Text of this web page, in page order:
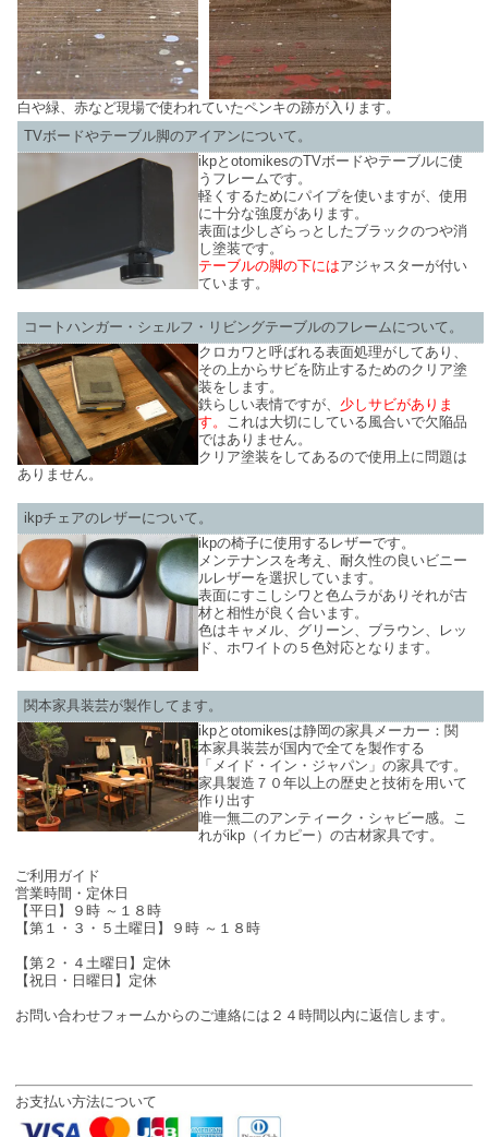
白や緑、赤など現場で使われていたペンキの跡が入ります。
TVボードやテーブル脚のアイアンについて。
ikpとotomikesのTVボードやテーブルに使
うフレームです。
軽くするためにパイプを使いますが、使用
に十分な強度があります。
表面は少しざらっとしたブラックのつや消
し塗装です。
テーブルの脚の下にはアジャスターが付い
ています。
コートハンガー・シェルフ・リビングテーブルのフレームについて。
クロカワと呼ばれる表面処理がしてあり、
その上からサビを防止するためのクリア塗
装をします。
鉄らしい表情ですが、 少しサビがありま
す。 これは大切にしている風合いで欠陥品
ではありません。
クリア塗装をしてあるので使用上に問題は
ありません。
ikpチェアのレザーについて。
ikpの椅子に使用するレザーです。
メンテナンスを考え、耐久性の良いビニー
ルレザーを選択しています。
表面にすこしシワと色ムラがありそれが古
材と相性が良く合います。
色はキャメル、グリーン、ブラウン、レッ
ド、ホワイトの５色対応となります。
関本家具装芸が製作してます。
ikpとotomikesは静岡の家具メーカー：関
本家具装芸が国内で全てを製作する
「メイド・イン・ジャパン」の家具です。
家具製造７０年以上の歴史と技術を用いて
作り出す
唯一無二のアンティーク・シャビー感。こ
れがikp（イカピー）の古材家具です。
ご利用ガイド
営業時間・定休日
【平日】９時 ～１８時
【第１・３・５土曜日】９時 ～１８時
【第２・４土曜日】定休
【祝日・日曜日】定休
お問い合わせフォームからのご連絡には２４時間以内に返信します。
お支払い方法について